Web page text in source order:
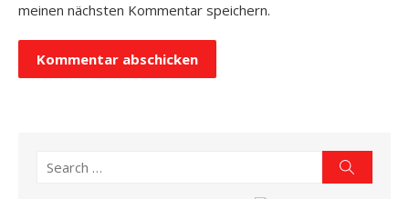
meinen nächsten Kommentar speichern.
Search